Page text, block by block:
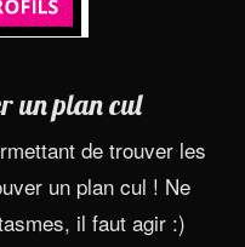
un plan cul
de trouver les
un plan cul ! Ne
il faut agir :)